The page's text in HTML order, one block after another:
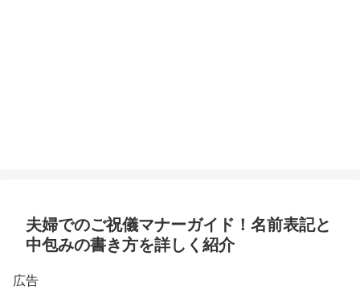
夫婦でのご祝儀マナーガイド！名前表記と
中包みの書き方を詳しく紹介
広告